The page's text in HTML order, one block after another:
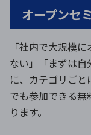
オープンセ
「社内で大規模
ない」「まずは
に、カテゴリご
でも参加できる
ります。